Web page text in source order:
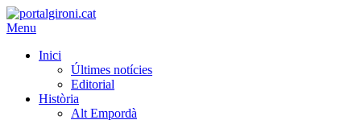
Menu
Inici
Últimes notícies
Editorial
Història
Alt Empordà